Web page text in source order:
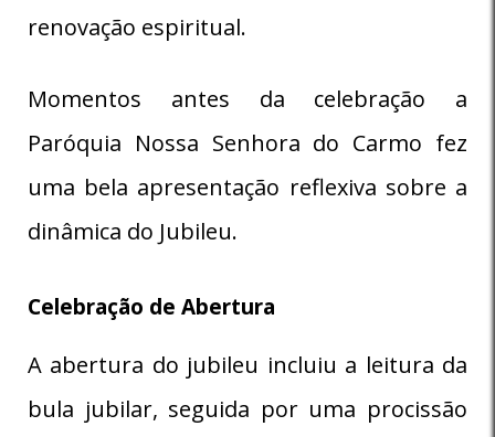
renovação espiritual.
Momentos antes da celebração a
Paróquia Nossa Senhora do Carmo fez
uma bela apresentação reflexiva sobre a
dinâmica do Jubileu.
Celebração de Abertura
A abertura do jubileu incluiu a leitura da
bula jubilar, seguida por uma procissão